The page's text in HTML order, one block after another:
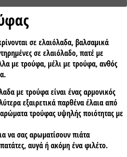
σε ελαιόλαδα, βαλσαμικά
σε ελαιόλαδο, πατέ με
με τρούφα, μέλι με τρούφα, ανθός
με τρούφα είναι ένας αρμονικός
εξαιρετικά παρθένα έλαια από
τρούφας υψηλής ποιότητας με
να σας αρωματίσουν πιάτα
αυγά ή ακόμη ένα φιλέτο.